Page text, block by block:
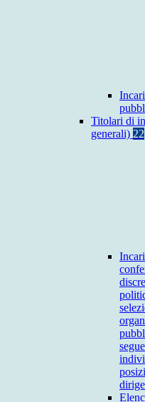
Titolari di
generali) 22